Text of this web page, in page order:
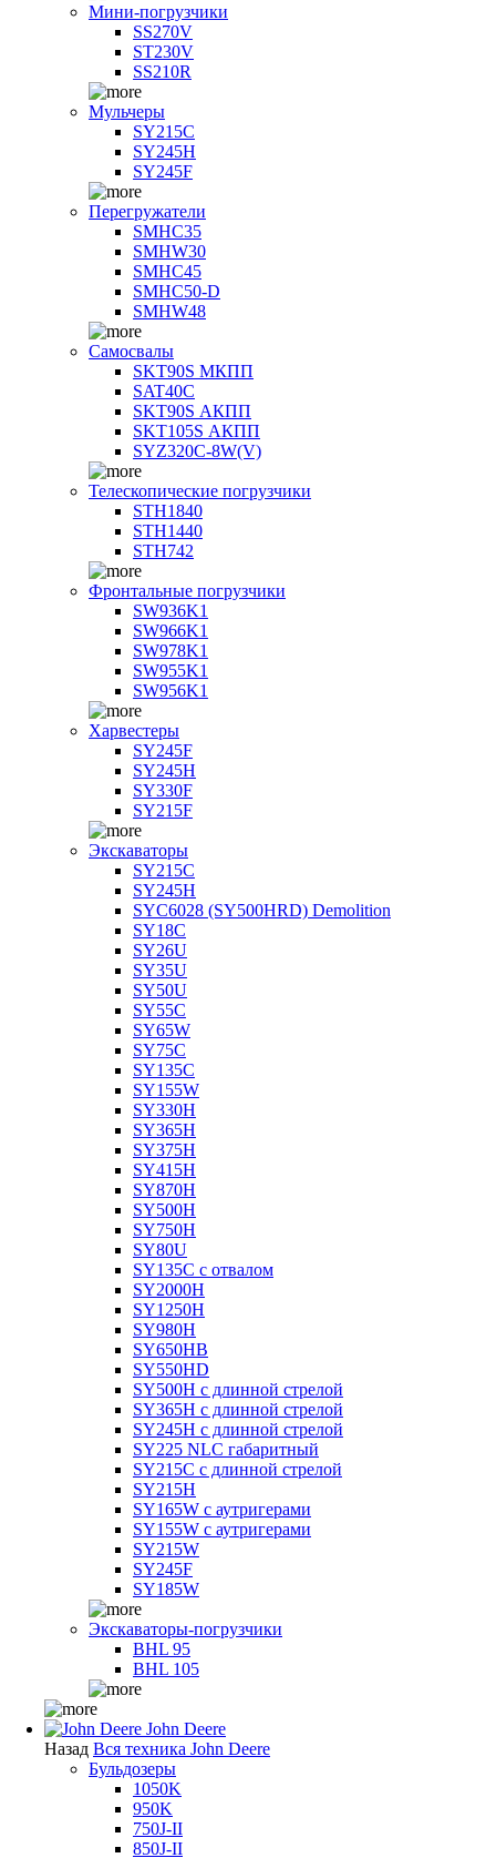
Мини-погрузчики
SS270V
ST230V
SS210R
Мульчеры
SY215C
SY245H
SY245F
Перегружатели
SMHC35
SMHW30
SMHC45
SMHC50-D
SMHW48
Самосвалы
SKT90S МКПП
SAT40C
SKT90S АКПП
SKT105S АКПП
SYZ320C-8W(V)
Телескопические погрузчики
STH1840
STH1440
STH742
Фронтальные погрузчики
SW936K1
SW966K1
SW978K1
SW955K1
SW956K1
Харвестеры
SY245F
SY245H
SY330F
SY215F
Экскаваторы
SY215C
SY245H
SYC6028 (SY500HRD) Demolition
SY18C
SY26U
SY35U
SY50U
SY55C
SY65W
SY75C
SY135C
SY155W
SY330H
SY365H
SY375H
SY415H
SY870H
SY500H
SY750H
SY80U
SY135C с отвалом
SY2000H
SY1250H
SY980H
SY650HB
SY550HD
SY500H с длинной стрелой
SY365H с длинной стрелой
SY245H с длинной стрелой
SY225 NLC габаритный
SY215C с длинной стрелой
SY215H
SY165W с аутригерами
SY155W с аутригерами
SY215W
SY245F
SY185W
Экскаваторы-погрузчики
BHL 95
BHL 105
John Deere
Назад Вся техника John Deere
Бульдозеры
1050K
950K
750J-II
850J-II